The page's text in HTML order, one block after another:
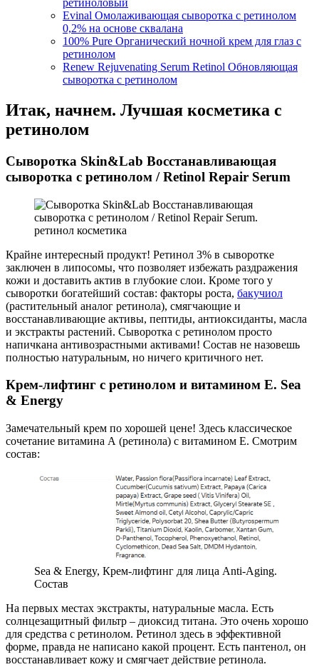
ретиноловый
Evinal Омолаживающая сыворотка с ретинолом
0,2% на основе сквалана
100% Pure Органический ночной крем для глаз с
ретинолом
Renew Rejuvenating Serum Retinol Обновляющая
сыворотка с ретинолом
Итак, начнем. Лучшая косметика с
ретинолом
Сыворотка Skin&Lab Восстанавливающая
сыворотка с ретинолом / Retinol Repair Serum
Крайне интересный продукт! Ретинол 3% в сыворотке
заключен в липосомы, что позволяет избежать раздражения
кожи и доставить актив в глубокие слои. Кроме того у
сыворотки богатейший состав: факторы роста, бакучиол
(растительный аналог ретинола), смягчающие и
восстанавливающие активы, пептиды, антиоксиданты, масла
и экстракты растений. Сыворотка с ретинолом просто
напичкана антивозрастными активами! Состав не назовешь
полностью натуральным, но ничего критичного нет.
Крем-лифтинг с ретинолом и витамином Е. Sea
& Energy
Замечательный крем по хорошей цене! Здесь классическое
сочетание витамина А (ретинола) с витамином Е. Смотрим
состав:
Sea & Energy, Крем-лифтинг для лица Anti-Aging.
Состав
На первых местах экстракты, натуральные масла. Есть
солнцезащитный фильтр – диоксид титана. Это очень хорошо
для средства с ретинолом. Ретинол здесь в эффективной
форме, правда не написано какой процент. Есть пантенол, он
восстанавливает кожу и смягчает действие ретинола.